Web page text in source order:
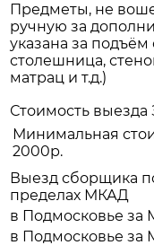
Предметы, не
ручную за
указана за
столешница,
матрац и т.д.)
Стоимость
Минимальная
2000р.
Выезд сборщика
пределах МКАД
в Подмосковье за
в Подмосковье за